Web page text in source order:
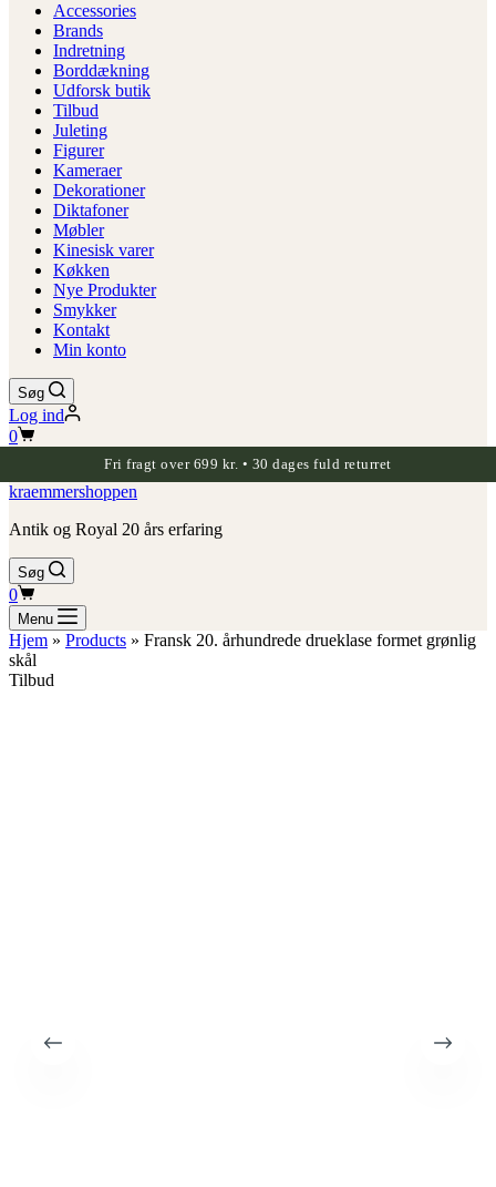
Accessories
Brands
Indretning
Borddækning
Udforsk butik
Tilbud
Juleting
Figurer
Kameraer
Dekorationer
Diktafoner
Møbler
Kinesisk varer
Køkken
Nye Produkter
Smykker
Kontakt
Min konto
Søg
Log ind
Indkøbskurv
0
Fri fragt over 699 kr. • 30 dages fuld returret
kraemmershoppen
Antik og Royal 20 års erfaring
Søg
Indkøbskurv
0
Menu
Hjem » Products » Fransk 20. århundrede drueklase formet grønlig
skål
Tilbud